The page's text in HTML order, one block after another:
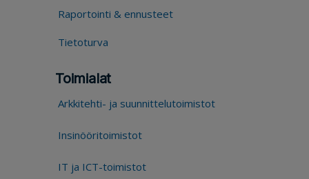
Raportointi & ennusteet
Tietoturva
Toimialat
Arkkitehti- ja suunnittelutoimistot
Insinööritoimistot
IT ja ICT-toimistot